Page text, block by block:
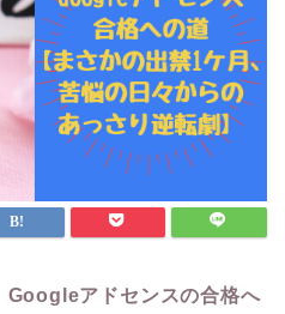
Googleアドセンスの合格へ